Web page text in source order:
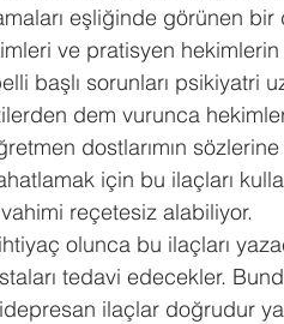
eşliğinde görünen
ve pratisyen
başlı sorunları psikiyatri
dem vurunca
dostlarımın
için bu ilaçları
reçetesiz alabiliyor.
olunca bu ilaçları
tedavi edecekler.
ilaçlar doğrudur